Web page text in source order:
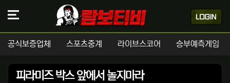
공식보증업체 스포츠중계 라이브스코어 승부예측게임
피라미즈 박스 앞에서 놀지마라